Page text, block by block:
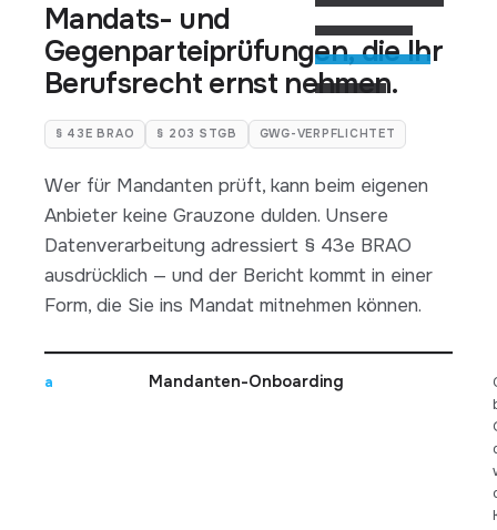
Mandats- und
Gegenparteiprüfungen, die Ihr
Berufsrecht ernst nehmen.
§ 43E BRAO § 203 STGB GWG-VERPFLICHTET
Wer für Mandanten prüft, kann beim eigenen
Anbieter keine Grauzone dulden. Unsere
Datenverarbeitung adressiert § 43e BRAO
ausdrücklich — und der Bericht kommt in einer
Form, die Sie ins Mandat mitnehmen können.
a Mandanten-Onboarding